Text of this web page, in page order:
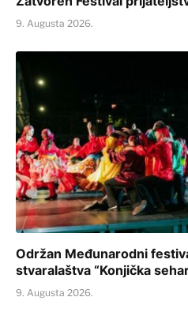
9. Augusta 2026.
Održan Međunarodni
stvaralaštva “Konjička
9. Augusta 2026.